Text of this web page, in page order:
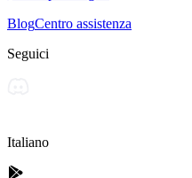
BlogCentro assistenza
Seguici
Italiano